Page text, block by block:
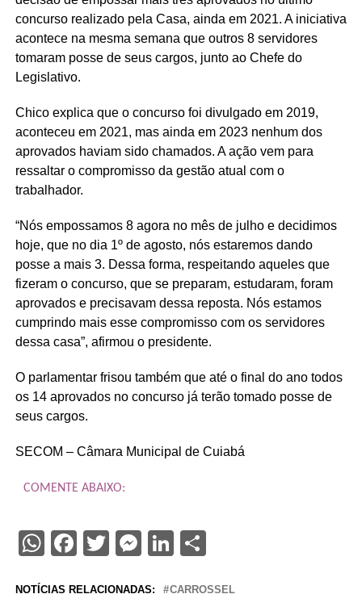
concurso realizado pela Casa, ainda em 2021. A iniciativa
acontece na mesma semana que outros 8 servidores
tomaram posse de seus cargos, junto ao Chefe do
Legislativo.
Chico explica que o concurso foi divulgado em 2019,
aconteceu em 2021, mas ainda em 2023 nenhum dos
aprovados haviam sido chamados. A ação vem para
ressaltar o compromisso da gestão atual com o
trabalhador.
“Nós empossamos 8 agora no mês de julho e decidimos
hoje, que no dia 1º de agosto, nós estaremos dando
posse a mais 3. Dessa forma, respeitando aqueles que
fizeram o concurso, que se preparam, estudaram, foram
aprovados e precisavam dessa reposta. Nós estamos
cumprindo mais esse compromisso com os servidores
dessa casa”, afirmou o presidente.
O parlamentar frisou também que até o final do ano todos
os 14 aprovados no concurso já terão tomado posse de
seus cargos.
SECOM – Câmara Municipal de Cuiabá
COMENTE ABAIXO:
WhatsApp
Facebook
Twitter
Messenger
LinkedIn
Share
NOTÍCIAS RELACIONADAS: CARROSSEL